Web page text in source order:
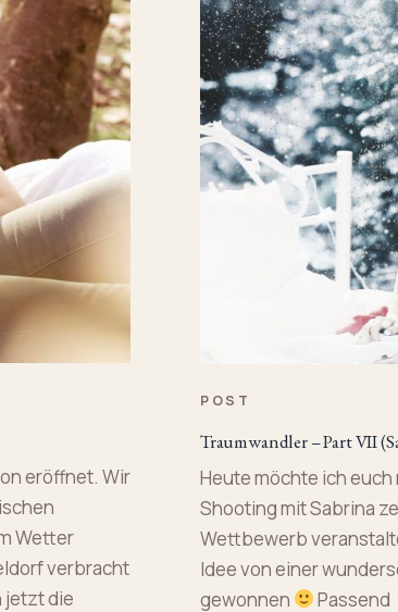
eröffnet. Wir
Wetter
verbracht
jetzt die
POST
Traumwandler – Part VII
Heute möchte ich
Shooting mit Sabrina
Wettbewerb
Idee von einer
gewonnen
Passend